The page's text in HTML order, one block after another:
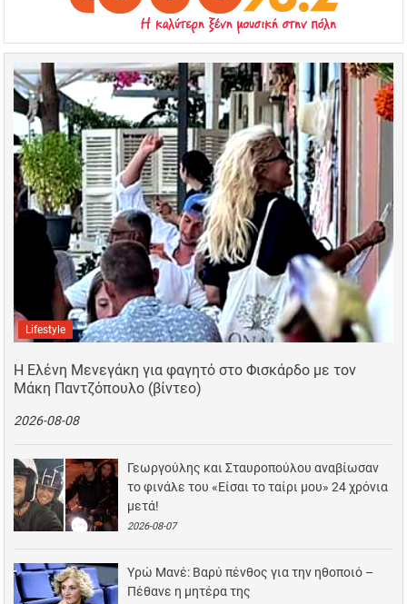
Lifestyle
Η Ελένη Μενεγάκη για φαγητό στο Φισκάρδο με τον
Μάκη Παντζόπουλο (βίντεο)
2026-08-08
Γεωργούλης και Σταυροπούλου αναβίωσαν
το φινάλε του «Είσαι το ταίρι μου» 24 χρόνια
μετά!
2026-08-07
Υρώ Μανέ: Βαρύ πένθος για την ηθοποιό –
Πέθανε η μητέρα της